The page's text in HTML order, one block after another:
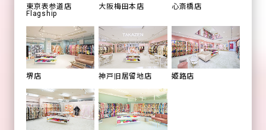
東京表参道店
Flagship
大阪梅田本店 心斎橋店
堺店 神戸旧居留地店 姫路店